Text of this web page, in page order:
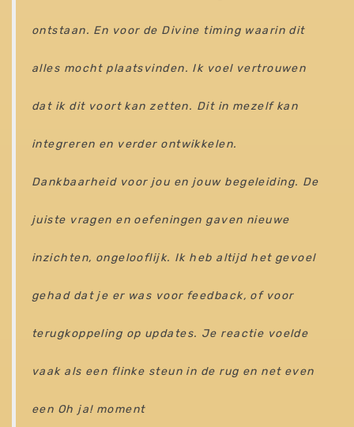
ontstaan. En voor de Divine timing waarin dit
alles mocht plaatsvinden. Ik voel vertrouwen
dat ik dit voort kan zetten. Dit in mezelf kan
integreren en verder ontwikkelen.
Dankbaarheid voor jou en jouw begeleiding. De
juiste vragen en oefeningen gaven nieuwe
inzichten, ongelooflijk. Ik heb altijd het gevoel
gehad dat je er was voor feedback, of voor
terugkoppeling op updates. Je reactie voelde
vaak als een flinke steun in de rug en net even
een Oh ja! moment